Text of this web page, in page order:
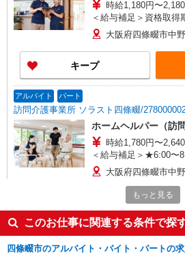
時給1,180円〜
＜給与補足＞資格取得
取得後は、生活援助:
2,180円〜。7:00〜8:00
日曜日は時給UP
大阪府四條畷市中
キープ
アルバイト パート
訪問介護事業所 ソラスト四條畷/
ホームヘルパー（訪
時給1,780円〜
＜給与補足＞★6:00〜
UP（身体介護:2,509円
日はさらに時給UP（
助:2,240円）
大阪府四條畷市中
株式会社kotrio /●KT-H-2014922
もっと見る
このお仕事に関連する条件で探
四條畷市のアルバイト・バイト・パートの